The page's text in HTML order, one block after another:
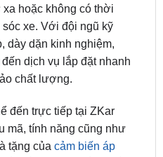
dày dặn kinh nghiệm,
dịch vụ lắp đặt nhanh
chất lượng.
đến trực tiếp tại ZKar
tặng của cảm biến áp
lý chính hãng phân phối
suất lốp thông minh uy